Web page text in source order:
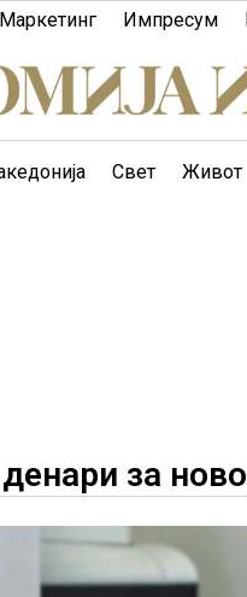
Маркетинг Импресум
Свет Живот
за